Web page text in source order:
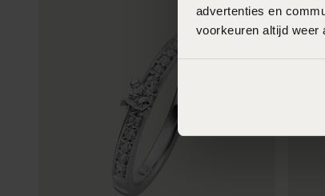
advertenties en
voorkeuren altijd weer